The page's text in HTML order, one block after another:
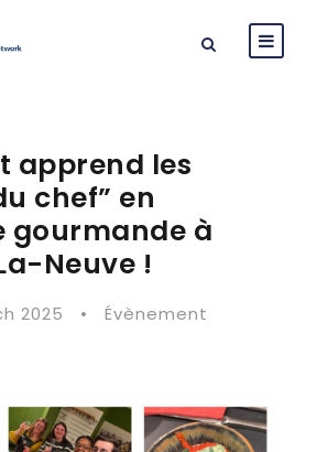
apprend les
chef” en
gourmande à
Neuve !
2025 • Évènement